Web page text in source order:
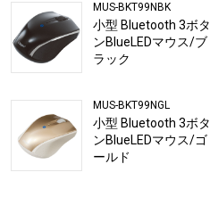
MUS-BKT99NBK
小型 Bluetooth 3ボタ
ンBlueLEDマウス/ブ
ラック
MUS-BKT99NGL
小型 Bluetooth 3ボタ
ンBlueLEDマウス/ゴ
ールド